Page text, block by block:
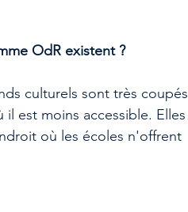
OdR existent ?
culturels sont très coupés
est moins accessible. Elles
où les écoles n'offrent